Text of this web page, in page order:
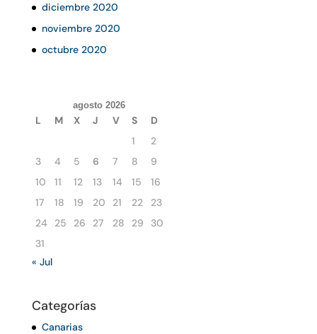
diciembre 2020
noviembre 2020
octubre 2020
agosto 2026
L M X J V S
D
1
2
3
4 5 6 7 8
9
10
11 12 13 14 15
16
17
18 19 20 21 22
23
24
25 26 27 28 29
30
31
« Jul
Categorías
Canarias